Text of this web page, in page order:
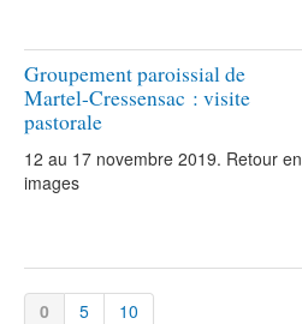
Groupement paroissial de
Martel-Cressensac : visite
pastorale
12 au 17 novembre 2019. Retour en
images
0 5 10